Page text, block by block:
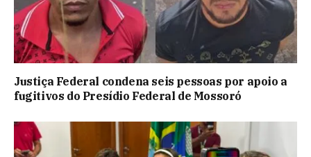
Justiça Federal condena seis pessoas por apoio a
fugitivos do Presídio Federal de Mossoró